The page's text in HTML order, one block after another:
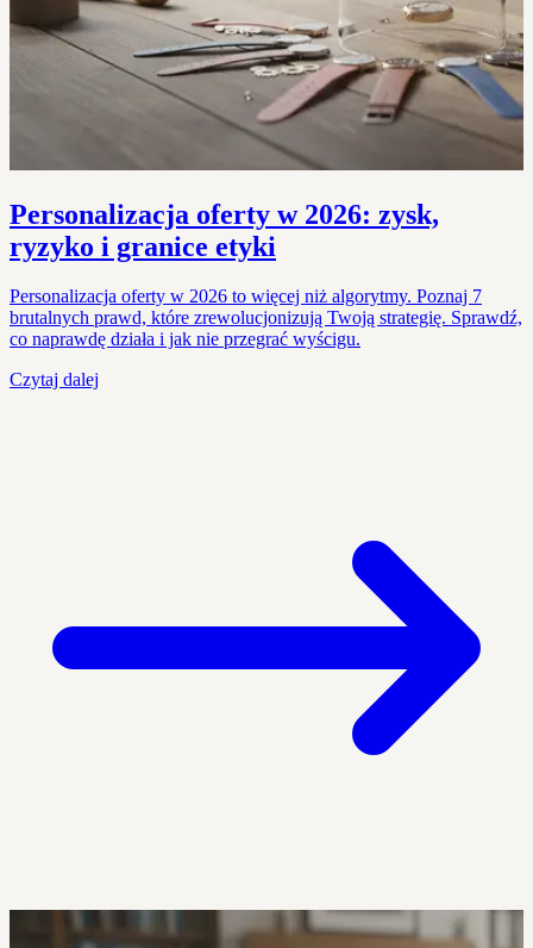
Personalizacja oferty w 2026: zysk,
ryzyko i granice etyki
Personalizacja oferty w 2026 to więcej niż algorytmy. Poznaj 7
brutalnych prawd, które zrewolucjonizują Twoją strategię. Sprawdź,
co naprawdę działa i jak nie przegrać wyścigu.
Czytaj dalej